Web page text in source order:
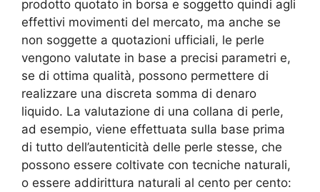
prodotto quotato in borsa e soggetto quindi agli
effettivi movimenti del mercato, ma anche se
non soggette a quotazioni ufficiali, le perle
vengono valutate in base a precisi parametri e,
se di ottima qualità, possono permettere di
realizzare una discreta somma di denaro
liquido. La valutazione di una collana di perle,
ad esempio, viene effettuata sulla base prima
di tutto dell’autenticità delle perle stesse, che
possono essere coltivate con tecniche naturali,
o essere addirittura naturali al cento per cento: